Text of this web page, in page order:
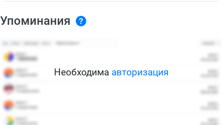
Упоминания
Необходима авторизация